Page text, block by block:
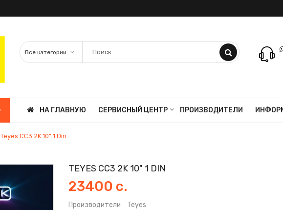
НА ГЛАВНУЮ СЕРВИСНЫЙ ЦЕНТР ПРОИЗВОДИТЕЛИ
Teyes CC3 2K 10" 1 Din
TEYES CC3 2K 10" 1 DIN
23400 с.
Производители
Teyes